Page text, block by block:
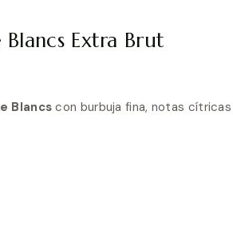
Extra Brut
Blancscon burbuja fina, notas